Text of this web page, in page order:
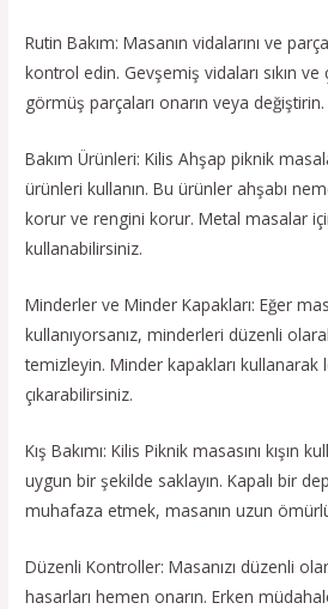
Rutin Bakım: Masanın vidalarını ve
kontrol edin. Gevşemiş vidaları sıkın
görmüş parçaları onarın veya değiştirin.
Bakım Ürünleri: Kilis Ahşap piknik
ürünleri kullanın. Bu ürünler ahşabı
korur ve rengini korur. Metal masalar
kullanabilirsiniz.
Minderler ve Minder Kapakları: Eğer
kullanıyorsanız, minderleri düzenli
temizleyin. Minder kapakları kullanarak
çıkarabilirsiniz.
Kış Bakımı: Kilis Piknik masasını kışın
uygun bir şekilde saklayın. Kapalı bir
muhafaza etmek, masanın uzun
Düzenli Kontroller: Masanızı düzenli
hasarları hemen onarın. Erken